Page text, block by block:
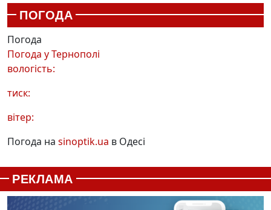
ПОГОДА
Погода
Погода уТернополі
вологість:
тиск:
вітер:
Погода на sinoptik.ua в Одесі
РЕКЛАМА